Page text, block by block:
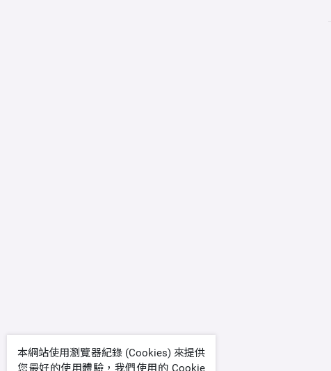
本網站使用瀏覽器紀錄 (Cookies) 來提供
您最好的使用體驗，我們使用的 Cookie